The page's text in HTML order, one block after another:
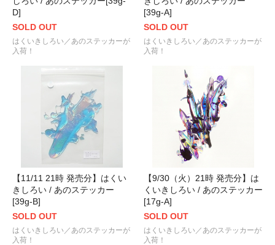
D]
SOLD OUT
はくいきしろい／あのステッカーが
入荷！
[39g-A]
SOLD OUT
はくいきしろい／あのステッカーが
入荷！
【11/11 21時 発売分】はくい
きしろい / あのステッカー
[39g-B]
SOLD OUT
はくいきしろい／あのステッカーが
入荷！
【9/30（火）21時 発売分】は
くいきしろい / あのステッカー
[17g-A]
SOLD OUT
はくいきしろい／あのステッカーが
入荷！